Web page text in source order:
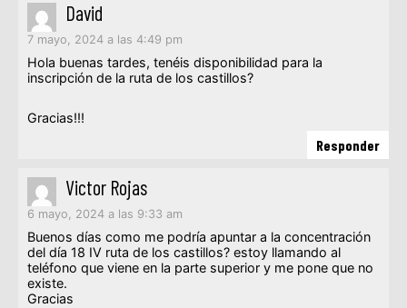
David
7 mayo, 2024 a las 4:49 pm
Hola buenas tardes, tenéis disponibilidad para la
inscripción de la ruta de los castillos?
Gracias!!!
Responder
Victor Rojas
6 mayo, 2024 a las 9:33 am
Buenos días como me podría apuntar a la concentración
del día 18 IV ruta de los castillos? estoy llamando al
teléfono que viene en la parte superior y me pone que no
existe.
Gracias